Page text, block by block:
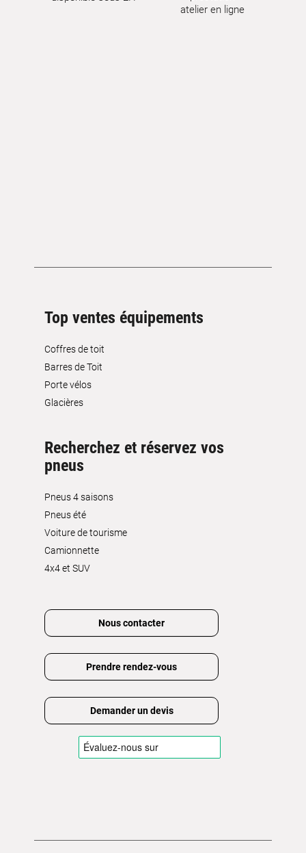
atelier en ligne
Top ventes équipements
Coffres de toit
Barres de Toit
Porte vélos
Glacières
Recherchez et réservez vos
pneus
Pneus 4 saisons
Pneus été
Voiture de tourisme
Camionnette
4x4 et SUV
Nous contacter
Prendre rendez-vous
Demander un devis